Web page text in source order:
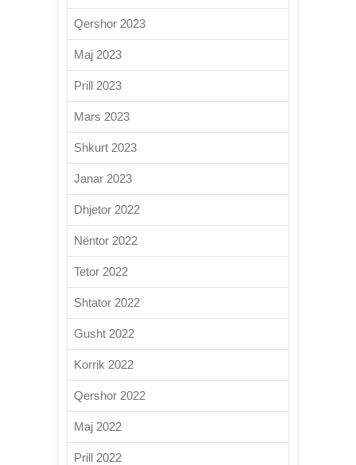
Qershor 2023
Maj 2023
Prill 2023
Mars 2023
Shkurt 2023
Janar 2023
Dhjetor 2022
Nëntor 2022
Tetor 2022
Shtator 2022
Gusht 2022
Korrik 2022
Qershor 2022
Maj 2022
Prill 2022